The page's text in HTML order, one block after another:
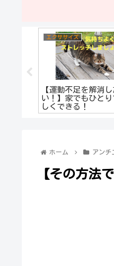
エクササイズ
【運動不足を解消し
い！】家でもひとり
しくできる！
ホーム アンチ
【その方法